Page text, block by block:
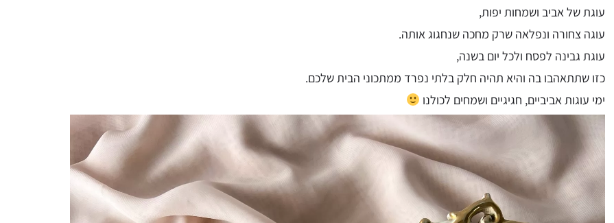
עוגת של אביב ושמחות יפות,
עוגה צחורה ונפלאה שרק מחכה שנחגוג אותה.
עוגת גבינה לפסח ולכל יום בשנה,
כזו שתתאהבו בה והיא תהיה חלק בלתי נפרד ממתכוני הבית שלכם.
ימי עוגות אביביים, חגיגיים ושמחים לכולנו